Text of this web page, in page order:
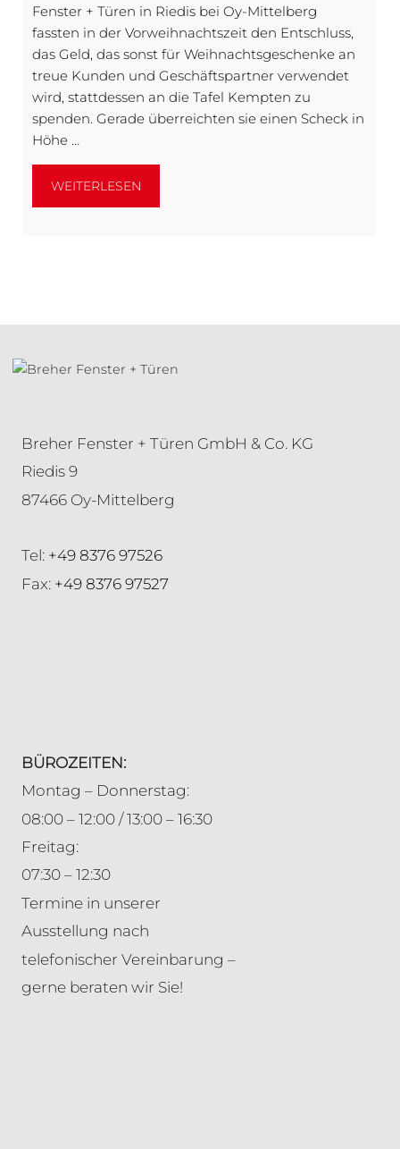
Fenster + Türen in Riedis bei Oy-Mittelberg
fassten in der Vorweihnachtszeit den Entschluss,
das Geld, das sonst für Weihnachtsgeschenke an
treue Kunden und Geschäftspartner verwendet
wird, stattdessen an die Tafel Kempten zu
spenden. Gerade überreichten sie einen Scheck in
Höhe …
WEITERLESEN
Breher Fenster + Türen GmbH & Co. KG
Riedis 9
87466 Oy-Mittelberg
Tel: +49 8376 97526
Fax: +49 8376 97527
BÜROZEITEN:
Montag – Donnerstag:
08:00 – 12:00 / 13:00 – 16:30
Freitag:
07:30 – 12:30
Termine in unserer
Ausstellung nach
telefonischer Vereinbarung –
gerne beraten wir Sie!